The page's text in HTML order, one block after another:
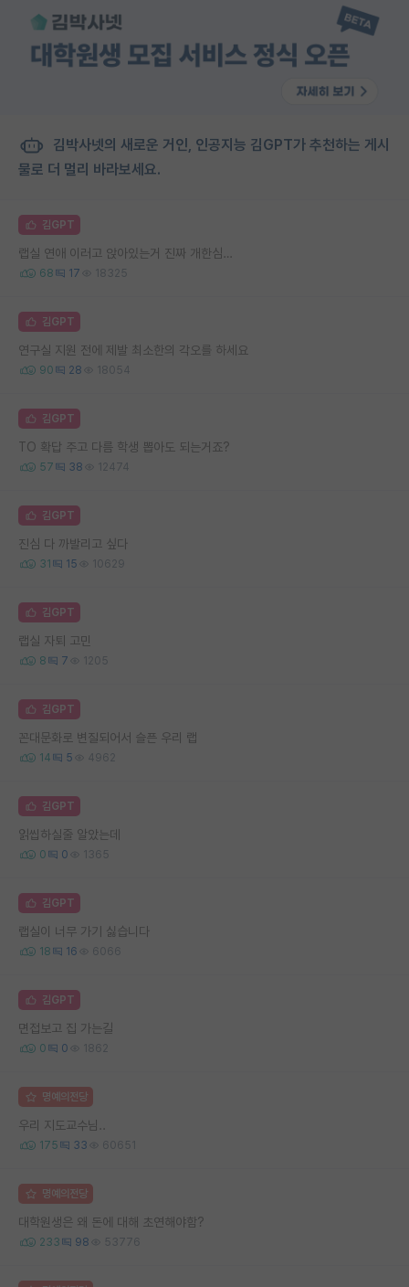
김박사넷의 새로운 거인, 인공지능 김GPT가 추천하는 게시
물로 더 멀리 바라보세요.
김GPT
랩실 연애 이러고 앉아있는거 진짜 개한심…
68 17 18325
김GPT
연구실 지원 전에 제발 최소한의 각오를 하세요
90 28 18054
김GPT
TO 확답 주고 다름 학생 뽑아도 되는거죠?
57 38 12474
김GPT
진심 다 까발리고 싶다
31 15 10629
김GPT
랩실 자퇴 고민
8 7 1205
김GPT
꼰대문화로 변질되어서 슬픈 우리 랩
14 5 4962
김GPT
읽씹하실줄 알았는데
0 0 1365
김GPT
랩실이 너무 가기 싫습니다
18 16 6066
김GPT
면접보고 집 가는길
0 0 1862
명예의전당
우리 지도교수님..
175 33 60651
명예의전당
대학원생은 왜 돈에 대해 초연해야함?
233 98 53776